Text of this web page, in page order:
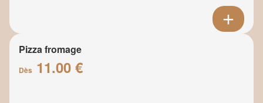
Pizza fromage
Dès 11.00 €